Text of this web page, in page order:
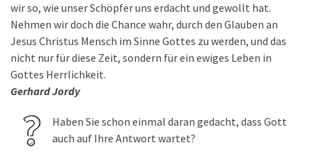
wir so, wie unser Schöpfer uns erdacht und gewollt hat.
Nehmen wir doch die Chance wahr, durch den Glauben an
Jesus Christus Mensch im Sinne Gottes zu werden, und das
nicht nur für diese Zeit, sondern für ein ewiges Leben in
Gottes Herrlichkeit.
Gerhard Jordy
Haben Sie schon einmal daran gedacht, dass Gott
auch auf Ihre Antwort wartet?